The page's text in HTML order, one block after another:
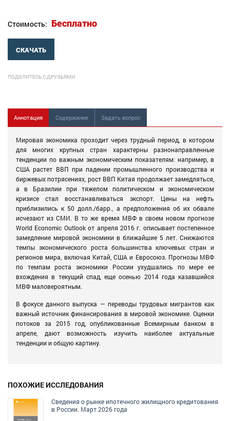
Стоимость: Бесплатно
СКАЧАТЬ
ПОДЕЛИТЕСЬ С ДРУЗЬЯМИ
Аннотация Содержание Задать вопрос
Мировая экономика проходит через трудный период, в котором
для многих крупных стран характерны разнонаправленные
тенденции по важным экономическим показателям: например, в
США растет ВВП при падении промышленного производства и
биржевых потрясениях, рост ВВП Китая продолжает замедляться,
а в Бразилии при тяжелом политическом и экономическом
кризисе стал восстанавливаться экспорт. Цены на нефть
приблизились к 50 долл./барр., а предположения об их обвале
исчезают из СМИ. В то же время МВФ в своем новом прогнозе
World Economic Outlook от апреля 2016 г. описывает постепенное
замедление мировой экономики в ближайшие 5 лет. Снижаются
темпы экономического роста большинства ключевых стран и
регионов мира, включая Китай, США и Евросоюз. Прогнозы МВФ
по темпам роста экономики России ухудшались по мере ее
вхождения в текущий спад, еще осенью 2014 года казавшийся
МВФ маловероятным.
В фокусе данного выпуска — переводы трудовых мигрантов как
важный источник финансирования в мировой экономике. Оценки
потоков за 2015 год, опубликованные Всемирным банком в
апреле, дают возможность изучить наиболее актуальные
тенденции и общую картину.
ПОХОЖИЕ ИССЛЕДОВАНИЯ
Сведения о рынке ипотечного жилищного кредитования
в России. Март 2026 года